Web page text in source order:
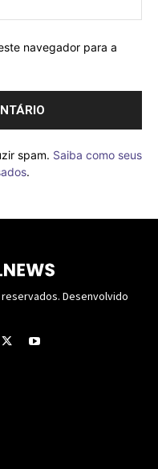
navegador para a
spam. Saiba como seus
.
Desenvolvido